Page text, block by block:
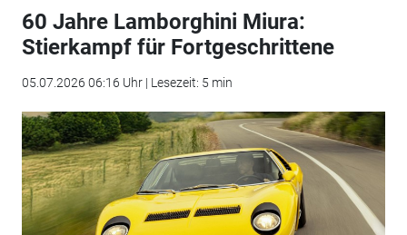
60 Jahre Lamborghini Miura:
Stierkampf für Fortgeschrittene
05.07.2026 06:16 Uhr | Lesezeit: 5 min